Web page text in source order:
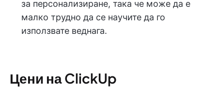
за персонализиране, така че може да е
малко трудно да се научите да го
използвате веднага.
Цени на ClickUp